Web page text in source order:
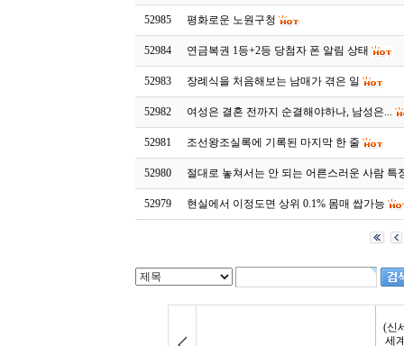
52985 평화로운 노원구청
52984 연금복권 1등+2등 당첨자 폰 알림 상태
52983 장례식을 처음해보는 남매가 겪은 일
52982 여성은 결혼 전까지 순결해야하나, 남성은...
52981 조선왕조실록에 기록된 마지막 한 줄
52980 절대로 놓쳐서는 안 되는 어른스러운 사람 특
52979 현실에서 이정도면 상위 0.1% 몸매 쌉가능